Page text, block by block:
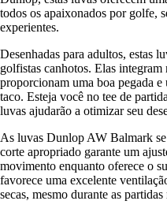
todos os apaixonados por golfe,
experientes.
Desenhadas para adultos, estas
golfistas canhotos. Elas
proporcionam uma boa pegada e
taco. Esteja você no tee de
luvas ajudarão a otimizar seu
As luvas Dunlop AW Balmark se
corte apropriado garante um
movimento enquanto oferece o
favorece uma excelente
secas, mesmo durante as partidas